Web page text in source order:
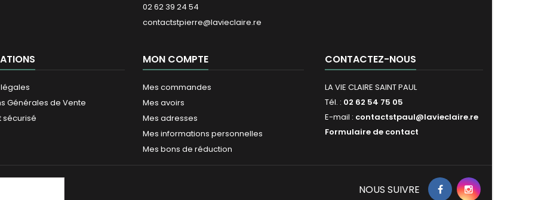
02 62 39 24 54
contactstpierre@lavieclaire.re
Générales de Vente
sécurisé
MON COMPTE
Mes commandes
Mes avoirs
Mes adresses
Mes informations personnelles
Mes bons de réduction
CONTACTEZ-NOUS
LA VIE CLAIRE SAINT PAUL
Tél. : 02 62 54 75 05
E-mail : contactstpaul@lavieclaire.re
Formulaire de contact
NOUS SUIVRE